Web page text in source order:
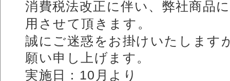
消費税法改正に伴い、弊社商品
用させて頂きます。
誠にご迷惑をお掛けいたします
願い申し上げます。
実施日：10月より